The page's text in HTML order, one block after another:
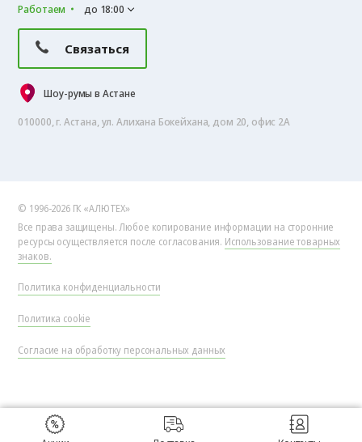
Работаем до 18:00
Связаться
Шоу-румы в Астане
010000, г. Астана, ул. Алихана Бокейхана, дом 20, офис 2А
© 1996-2026 ГК «АЛЮТЕХ»
Все права защищены. Любое копирование информации на сторонние
ресурсы осуществляется после согласования. Использование товарных
знаков.
Политика конфиденциальности
Политика cookie
Согласие на обработку персональных данных